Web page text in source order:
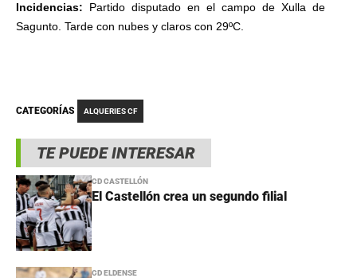
TE PUEDE INTERESAR
CD CASTELLÓN
El Castellón crea un segundo filial
CD ELDENSE
Incidencias: Partido disputado en el campo de Xulla de
Sagunto. Tarde con nubes y claros con 29ºC.
CATEGORÍAS ALQUERIES CF